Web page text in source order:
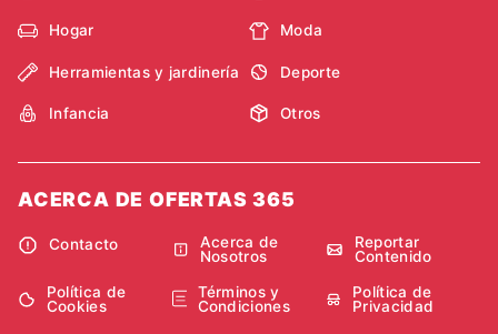
Hogar Moda
Herramientas y jardinería Deporte
Infancia Otros
ACERCA DE OFERTAS 365
Contacto
Acerca de
Nosotros
Reportar
Contenido
Política de
Cookies
Términos y
Condiciones
Política de
Privacidad